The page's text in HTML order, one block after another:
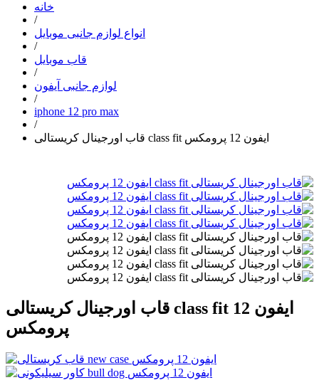
خانه
/
انواع لوازم جانبی موبایل
/
قاب موبایل
/
لوازم جانبی آیفون
/
iphone 12 pro max
/
قاب اورجینال کریستالی class fit ایفون 12 پرومکس
قاب اورجینال کریستالی class fit ایفون 12
پرومکس